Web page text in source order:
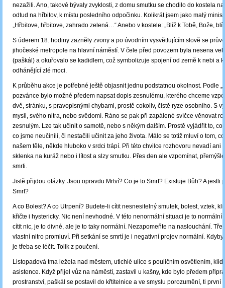
nezažili. Ano, takové bývaly zvyklosti, z domu smutku se chodilo do kostela
odtud na hřbitov, k místu posledního odpočinku. Kolikrát jsem jako malý
„Hřbitove, hřbitove, zahrado zelená…“ Anebo v kostele: „Blíž k Tobě, Bože,
S úderem 18. hodiny zazněly zvony a po úvodním vysvětlujícím slově se
jihočeské metropole na hlavní náměstí. V čele před povozem byla nesena
(paškál) a okuřovalo se kadidlem, což symbolizuje spojení od země k nebi a
odhánějící zlé moci.
K průběhu akce je potřebné ještě objasnit jednu podstatnou okolnost. Podle
pozvánce bylo možné předem napsat dopis zesnulému, kterého chceme
dvě, stránku, s pravopisnými chybami, prostě cokoliv, čistě ryze osobního. S
mysli, svého nitra, nebo svědomí. Ráno se pak při zapálené svíčce věnovat
zesnulým. Lze tak učinit o samotě, nebo s někým dalším. Prostě vyjádřit to, co
co jsme neučinili, či nestačili učinit za jeho života. Málo se totiž mluví o tom,
našem těle, někde hluboko v srdci trápí. Při této chvilce rozhovoru nevadí ani
sklenka na kuráž nebo i lítost a slzy smutku. Přes den ale vzpomínat,
smrti.
Jistě přijdou otázky. Jsou opravdu Mrtví? Co je to Smrt? Existuje Bůh? A jestli
Smrt?
A co Bolest? A co Utrpení? Budete-li cítit nesnesitelný smutek, bolest, vztek,
křičte i hystericky. Nic není nevhodné. V této nenormální situaci je to
cítit nic, je to divné, ale je to taky normální. Nezapomeňte na naslouchání.
vlastní nitro promluví. Při setkání se smrtí je i negativní projev normální.
je třeba se léčit. Tolik z poučení.
Listopadová tma ležela nad městem, utichlé ulice s pouličním osvětlením,
asistence. Když přijel vůz na náměstí, zastavil u kašny, kde bylo předem
prostranství, paškál se postavil do křtitelnice a ve smyslu porozumění, ti první